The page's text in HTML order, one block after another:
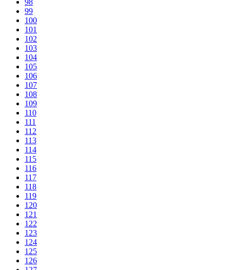
98
99
100
101
102
103
104
105
106
107
108
109
110
111
112
113
114
115
116
117
118
119
120
121
122
123
124
125
126